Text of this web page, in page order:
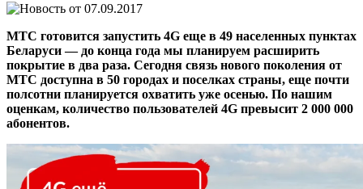
07.09.2017
МТС готовится запустить 4G еще в 49 населенных пунктах
Беларуси — до конца года мы планируем расширить
покрытие в два раза. Сегодня связь нового поколения от
МТС доступна в 50 городах и поселках страны, еще почти
полсотни планируется охватить уже осенью. По нашим
оценкам, количество пользователей 4G превысит 2 000 000
абонентов.